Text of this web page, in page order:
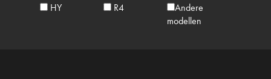
HY
R4
Andere
modellen